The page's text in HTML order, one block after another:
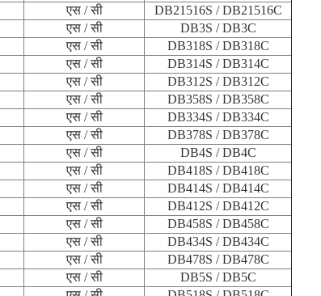
एस / सी
DB21516S / DB21516C
एस / सी
DB3S / DB3C
एस / सी
DB318S / DB318C
एस / सी
DB314S / DB314C
एस / सी
DB312S / DB312C
एस / सी
DB358S / DB358C
एस / सी
DB334S / DB334C
एस / सी
DB378S / DB378C
एस / सी
DB4S / DB4C
एस / सी
DB418S / DB418C
एस / सी
DB414S / DB414C
एस / सी
DB412S / DB412C
एस / सी
DB458S / DB458C
एस / सी
DB434S / DB434C
एस / सी
DB478S / DB478C
एस / सी
DB5S / DB5C